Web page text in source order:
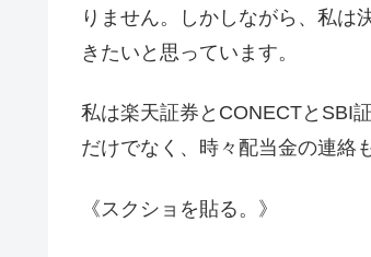
りません。しかしながら、私は
きたいと思っています。
私は楽天証券とCONECTとSBI
だけでなく、時々配当金の連絡
《スクショを貼る。》